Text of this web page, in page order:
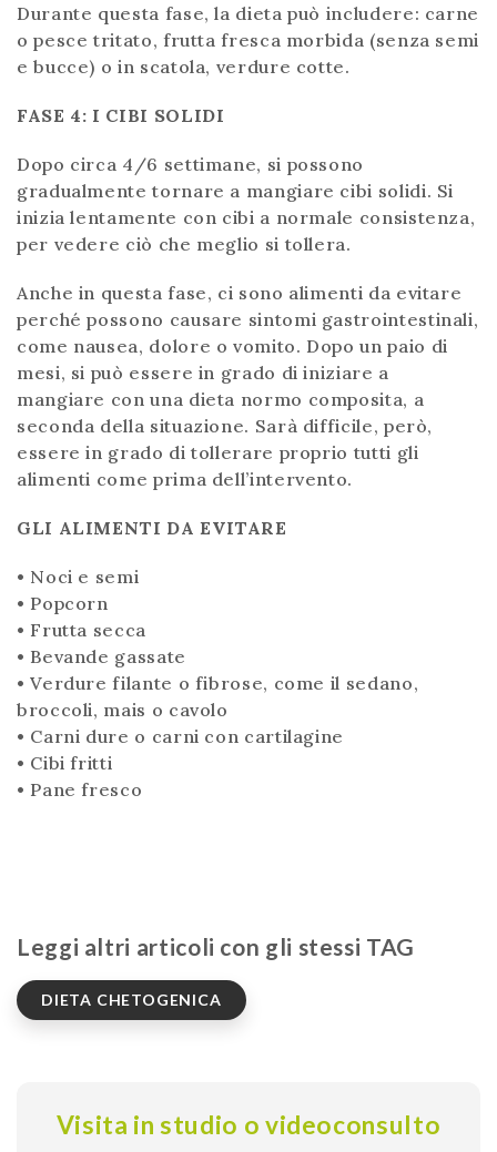
Durante questa fase, la dieta può includere: carne
o pesce tritato, frutta fresca morbida (senza semi
e bucce) o in scatola, verdure cotte.
FASE 4: I CIBI SOLIDI
Dopo circa 4/6 settimane, si possono
gradualmente tornare a mangiare cibi solidi. Si
inizia lentamente con cibi a normale consistenza,
per vedere ciò che meglio si tollera.
Anche in questa fase, ci sono alimenti da evitare
perché possono causare sintomi gastrointestinali,
come nausea, dolore o vomito. Dopo un paio di
mesi, si può essere in grado di iniziare a
mangiare con una dieta normo composita, a
seconda della situazione. Sarà difficile, però,
essere in grado di tollerare proprio tutti gli
alimenti come prima dell’intervento.
GLI ALIMENTI DA EVITARE
• Noci e semi
• Popcorn
• Frutta secca
• Bevande gassate
• Verdure filante o fibrose, come il sedano,
broccoli, mais o cavolo
• Carni dure o carni con cartilagine
• Cibi fritti
• Pane fresco
Leggi altri articoli con gli stessi TAG
DIETA CHETOGENICA
Visita in studio o videoconsulto